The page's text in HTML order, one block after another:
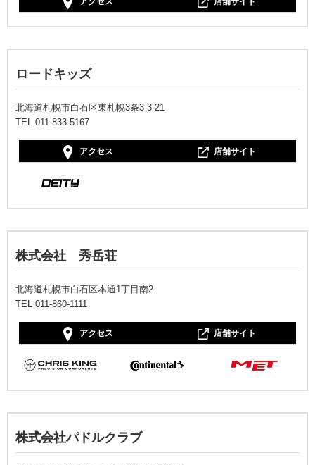
ロードキッズ
北海道札幌市白石区東札幌3条3-3-21
TEL 011-833-5167
アクセス 店舗サイト
株式会社 秀岳荘
北海道札幌市白石区本通1丁目南2
TEL 011-860-1111
アクセス 店舗サイト
株式会社パドルクラブ